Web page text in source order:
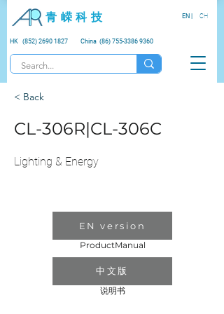
青 嵘 科 技
HK (852) 2690 1827 China (86) 755-3386 9360
EN | CH
< Back
CL-306R|CL-306C
Lighting & Energy
EN version
ProductManual
中文版
说明书